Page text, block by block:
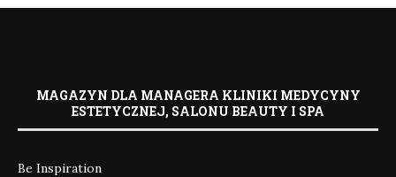
MAGAZYN DLA MANAGERA KLINIKI MEDYCYNY
ESTETYCZNEJ, SALONU BEAUTY I SPA
Be Inspiration